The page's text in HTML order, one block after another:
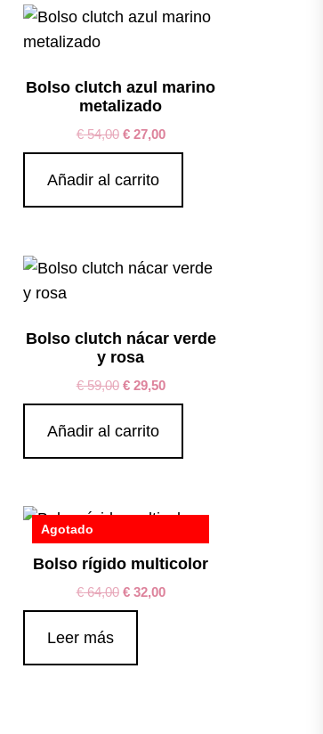
Bolso clutch azul marino
metalizado
€54,00 €27,00
Añadir al carrito
Bolso clutch nácar verde
y rosa
€59,00 €29,50
Añadir al carrito
Agotado
Bolso rígido multicolor
€64,00 €32,00
Leer más